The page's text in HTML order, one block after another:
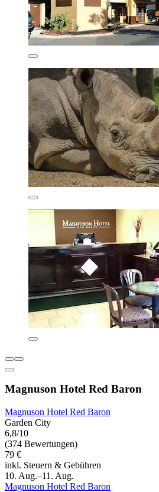
Magnuson Hotel Red Baron
Magnuson Hotel Red Baron
Garden City
6,8/10
(374 Bewertungen)
79 €
inkl. Steuern & Gebühren
10. Aug.–11. Aug.
Magnuson Hotel Red Baron